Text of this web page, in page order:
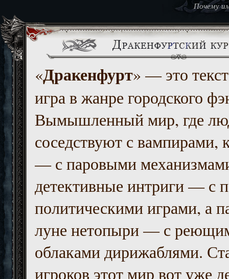
Почему
«Дракенфурт» — это
игра в жанре городского
Вымышленный мир, где
соседствуют с вампирами,
— с паровыми
детективные интриги — с
политическими играми, а
луне нетопыри — с
облаками дирижаблями.
игроков этот мир вот уже